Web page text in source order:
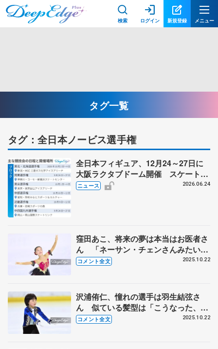
検索 ログイン 新規登録 メニュー
タグ一覧
タグ：全日本ノービス選手権
全日本フィギュア、12月24～27日に
大阪ラクタブドーム開催 スケート連
盟の新シーズン日程
ニュース 2026.06.24
窪田あこ、将来の夢は本当はお医者さ
ん 「ネーサン・チェンさんみたいに
オリンピックに出て、そこからメダル
コメント全文 2025.10.22
沢浦侑仁、憧れの選手は羽生結弦さ
ん 似ている髪型は「こうなった、自
然と」 【全日本ノービス選手権B男
コメント全文 2025.10.22